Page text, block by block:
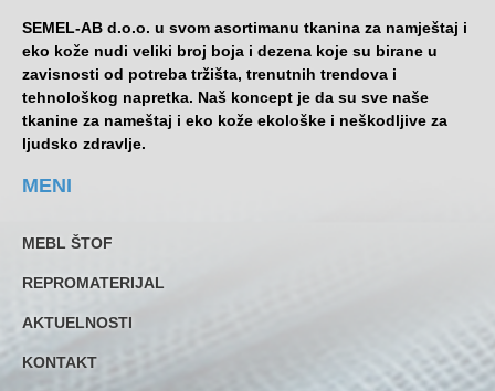
SEMEL-AB d.o.o. u svom asortimanu tkanina za namještaj i
eko kože nudi veliki broj boja i dezena koje su birane u
zavisnosti od potreba tržišta, trenutnih trendova i
tehnološkog napretka. Naš koncept je da su sve naše
tkanine za nameštaj i eko kože ekološke i neškodljive za
ljudsko zdravlje.
MENI
MEBL ŠTOF
REPROMATERIJAL
AKTUELNOSTI
KONTAKT